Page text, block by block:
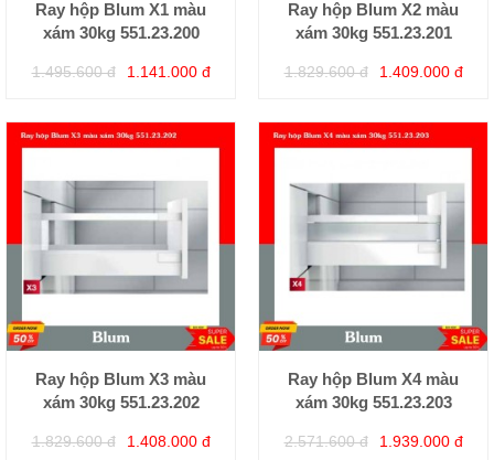
Ray hộp Blum X1 màu
xám 30kg 551.23.200
1.495.600 đ 1.141.000 đ
Ray hộp Blum X2 màu
xám 30kg 551.23.201
1.829.600 đ 1.409.000 đ
Ray hộp Blum X3 màu
xám 30kg 551.23.202
1.829.600 đ 1.408.000 đ
Ray hộp Blum X4 màu
xám 30kg 551.23.203
2.571.600 đ 1.939.000 đ